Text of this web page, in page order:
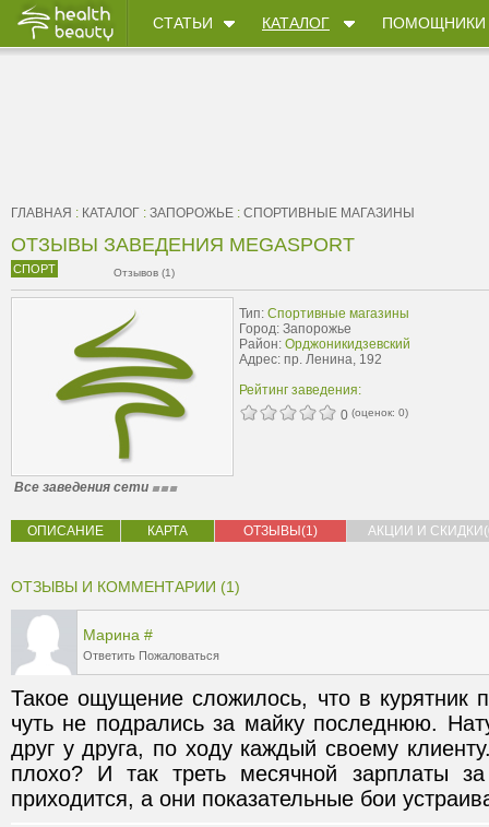
СТАТЬИ КАТАЛОГ ПОМОЩНИКИ
ГЛАВНАЯ : КАТАЛОГ : ЗАПОРОЖЬЕ : CПОРТИВНЫЕ МАГАЗИНЫ
ОТЗЫВЫ ЗАВЕДЕНИЯ MEGASPORT
СПОРТ Отзывов (1)
Тип: Cпортивные магазины
Город: Запорожье
Район: Орджоникидзевский
Адрес: пр. Ленина, 192
Рейтинг заведения:
0 (оценок: 0)
Все заведения сети
ОПИСАНИЕ КАРТА ОТЗЫВЫ(1) АКЦИИ И
ОТЗЫВЫ И КОММЕНТАРИИ (1)
Марина #
Ответить Пожаловаться
Такое ощущение сложилось, что в курятник
чуть не подрались за майку последнюю.
друг у друга, по ходу каждый своему
плохо? И так треть месячной зарплаты
приходится, а они показательные бои